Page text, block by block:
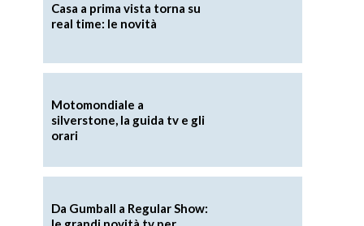
Casa a prima vista torna su
real time: le novità
Motomondiale a
silverstone, la guida tv e gli
orari
Da Gumball a Regular Show: